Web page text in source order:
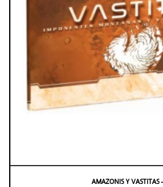
AMAZONIS Y VASTITAS